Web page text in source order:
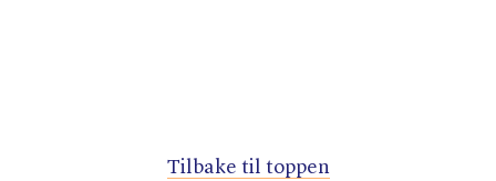
Tilbake til toppen